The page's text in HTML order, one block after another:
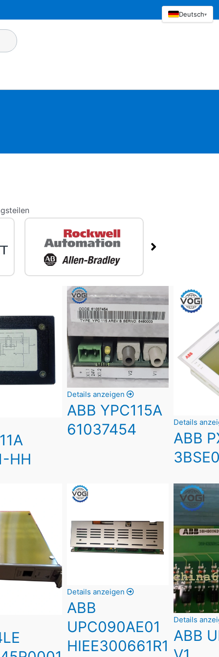
HH
Details anzeigen
ABB YPC115A
61037454
Details
ABB
Details anzeigen
ABB
UPC090AE01
HIEE300661R1
Details
ABB
Deutsch▾